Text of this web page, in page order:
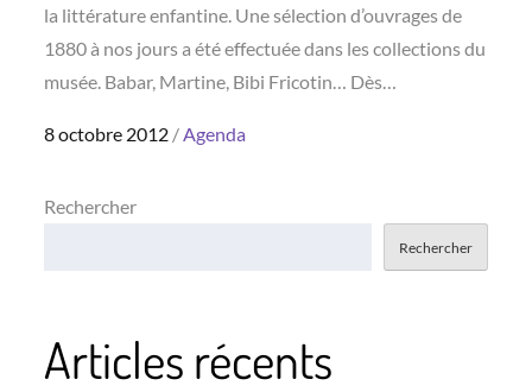
la littérature enfantine. Une sélection d’ouvrages de
1880 à nos jours a été effectuée dans les collections du
musée. Babar, Martine, Bibi Fricotin… Dès…
Posted
8 octobre 2012 Agenda
Rechercher
Rechercher
Articles récents